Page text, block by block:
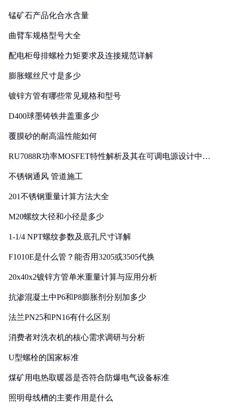
锰矿石产品化合水含量
曲臂车规格型号大全
配电柜母排螺栓力矩要求及连接规范详解
膨胀螺丝尺寸是多少
镀锌方管有哪些常见规格和型号
D400球墨铸铁井盖重多少
覆膜砂的耐高温性能如何
RU7088R功率MOSFET特性解析及其在可调电源设计中的
不锈钢通风 管道施工
201不锈钢重量计算方法大全
M20螺纹大径和小径是多少
1-1/4 NPT螺纹参数及底孔尺寸详解
F1010E是什么管？能否用3205或3505代换
20x40x2镀锌方管单米重量计算与应用分析
抗渗混凝土中P6和P8膨胀剂分别加多少
法兰PN25和PN16有什么区别
消费者对洗衣机的核心需求调研与分析
U型螺栓的国家标准
煤矿用电热取暖器是否符合防爆电气设备标准
照明母线槽的主要作用是什么